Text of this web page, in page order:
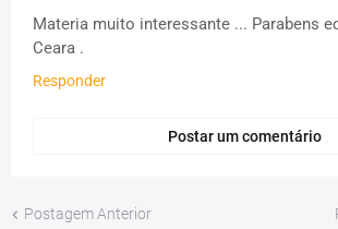
Materia muito interessante ... Parabens
Ceara .
Responder
Postar um comentário
Postagem Anterior